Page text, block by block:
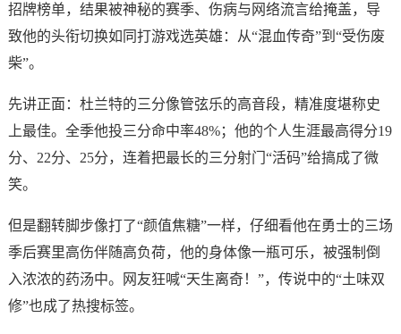
招牌榜单，结果被神秘的赛季、伤病与网络流言给掩盖，导
致他的头衔切换如同打游戏选英雄：从“混血传奇”到“受伤废
柴”。
先讲正面：杜兰特的三分像管弦乐的高音段，精准度堪称史
上最佳。全季他投三分命中率48%；他的个人生涯最高得分19
分、22分、25分，连着把最长的三分射门“活码”给搞成了微
笑。
但是翻转脚步像打了“颜值焦糖”一样，仔细看他在勇士的三场
季后赛里高伤伴随高负荷，他的身体像一瓶可乐，被强制倒
入浓浓的药汤中。网友狂喊“天生离奇！”，传说中的“土味双
修”也成了热搜标签。